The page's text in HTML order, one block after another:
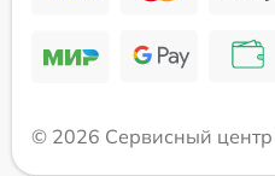
© 2026 Сервисный центр